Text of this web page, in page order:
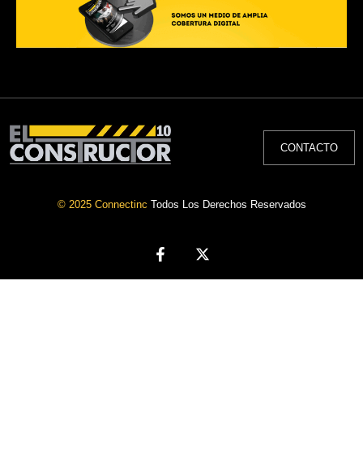
CONTACTO
© 2025 Connectinc Todos Los Derechos Reservados